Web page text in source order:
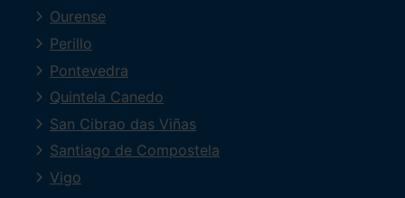
Ourense
Perillo
Pontevedra
Quintela Canedo
San Cibrao das Viñas
Santiago de Compostela
Vigo